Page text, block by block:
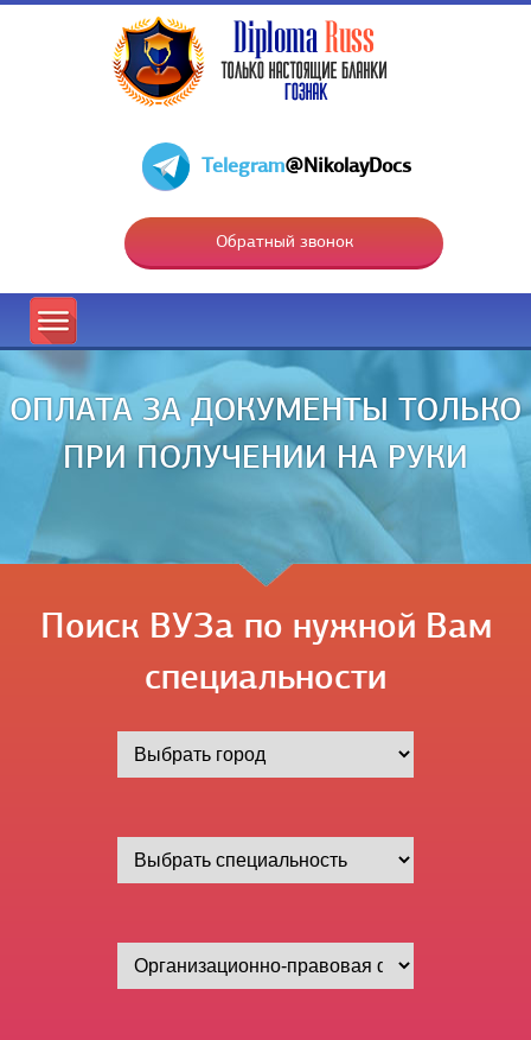
Telegram@NikolayDocs
Обратный звонок
ОПЛАТА ЗА ДОКУМЕНТЫ ТОЛЬКО
ПРИ ПОЛУЧЕНИИ НА РУКИ
Поиск ВУЗа по нужной Вам
специальности